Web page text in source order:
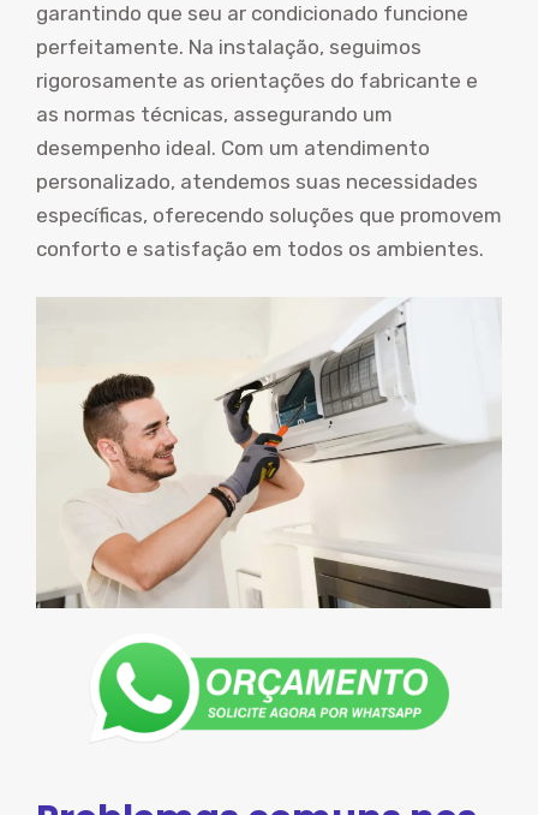
garantindo que seu ar condicionado funcione
perfeitamente. Na instalação, seguimos
rigorosamente as orientações do fabricante e
as normas técnicas, assegurando um
desempenho ideal. Com um atendimento
personalizado, atendemos suas necessidades
específicas, oferecendo soluções que promovem
conforto e satisfação em todos os ambientes.